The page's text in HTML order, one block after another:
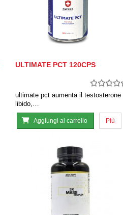
ULTIMATE PCT 120CPS
ultimate pct aumenta il
libido,…
Aggiungi al carrello Più